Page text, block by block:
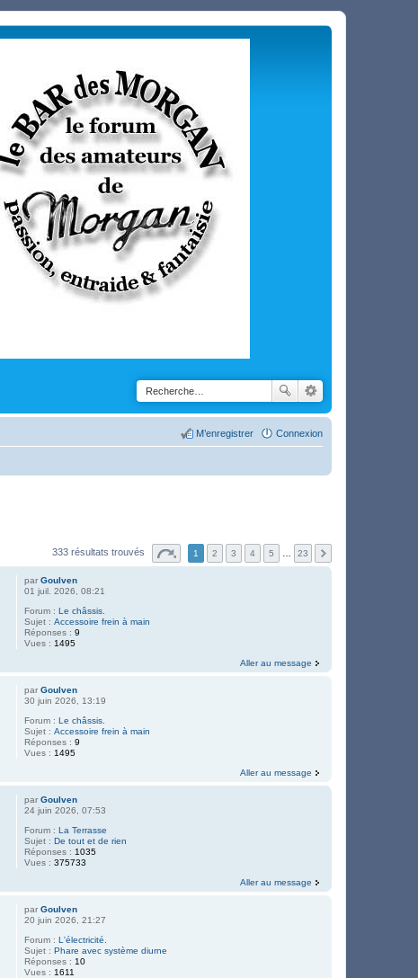
Connexion
M’enregistrer
333 résultats trouvés 1 2 3 4 5 23
parGoulven
01 juil. 2026, 08:21
Forum :Le châssis.
Sujet :Accessoire frein à main
Réponses :9
Vues : 1495
Aller au message
parGoulven
30 juin 2026, 13:19
Forum :Le châssis.
Sujet :Accessoire frein à main
Réponses :9
Vues : 1495
Aller au message
parGoulven
24 juin 2026, 07:53
Forum :La Terrasse
Sujet :De tout et de rien
Réponses : 1035
Vues :375733
Aller au message
parGoulven
20 juin 2026, 21:27
Forum :L'électricité.
Sujet :Phare avec système diurne
Réponses : 10
Vues : 1611